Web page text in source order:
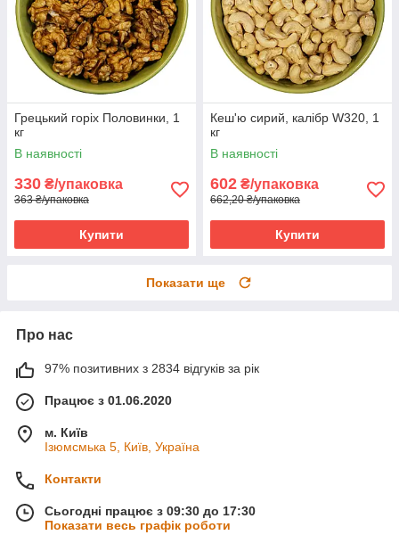
Грецький горіх Половинки, 1
кг
В наявності
330 ₴/упаковка
363 ₴/упаковка
Купити
Кеш'ю сирий, калібр W320, 1
кг
В наявності
602 ₴/упаковка
662,20 ₴/упаковка
Купити
Показати ще
Про нас
97% позитивних з 2834 відгуків за рік
Працює з 01.06.2020
м. Київ
Ізюмсмька 5, Київ, Україна
Контакти
Сьогодні працює з 09:30 до 17:30
Показати весь графік роботи